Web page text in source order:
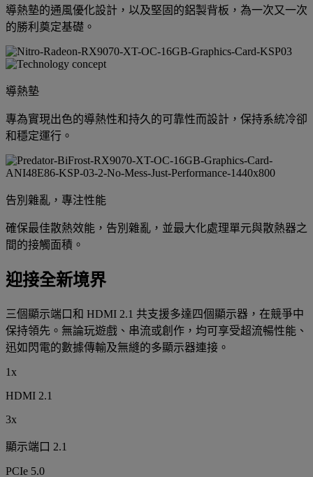
導熱墊的通風優化設計，以及堅固的鋁製背板，為一次又一次
的勝利奠定基礎。
導熱墊
專為實現出色的導熱性和持久的可靠性而設計，保持系統冷卻
和穩定運行。
告別雜亂，專注性能
確保最佳散熱效能，告別雜亂，並最大化處理單元與散熱器之
間的接觸面積。
迎接全新境界
三個顯示端口和 HDMI 2.1 共支援多達四個顯示器，在競爭中
保持領先。無論玩遊戲、串流或創作，均可享受超流暢性能、
迅如閃電的數據傳輸及無縫的多顯示器連接。
1x
HDMI 2.1
3x
顯示端口 2.1
PCIe 5.0